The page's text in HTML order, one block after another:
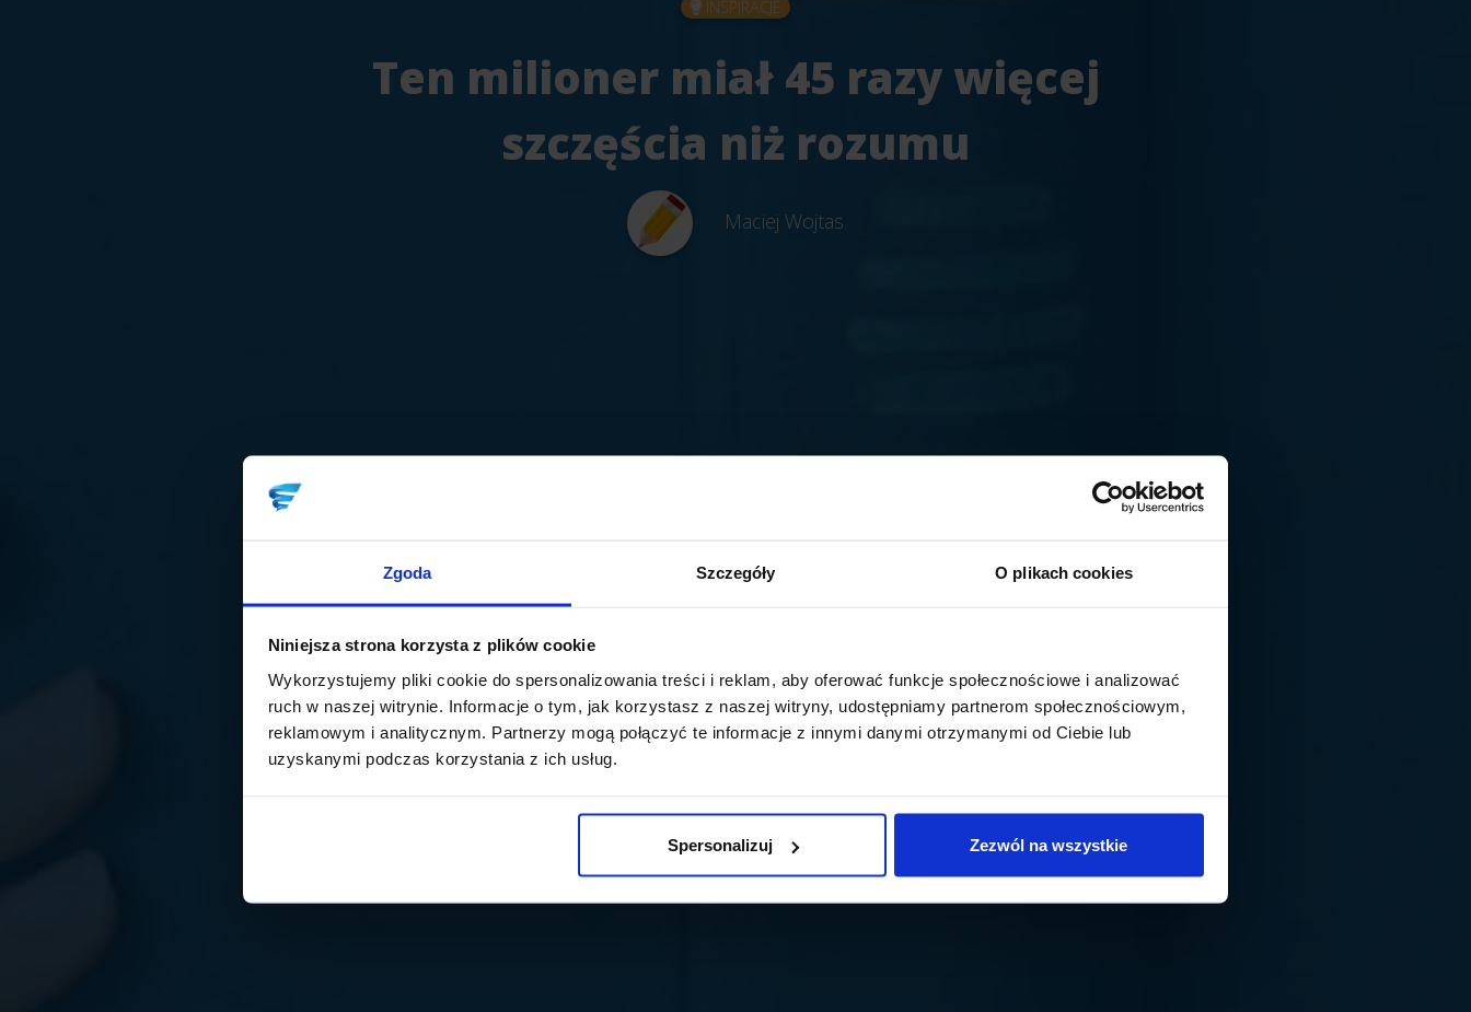
Zgoda Szczegóły O plikach cookies
Niniejsza strona korzysta z plików cookie
Wykorzystujemy pliki cookie do spersonalizowania treści i reklam, aby oferować funkcje społecznościowe i analizować
ruch w naszej witrynie. Informacje o tym, jak korzystasz z naszej witryny, udostępniamy partnerom społecznościowym,
reklamowym i analitycznym. Partnerzy mogą połączyć te informacje z innymi danymi otrzymanymi od Ciebie lub
uzyskanymi podczas korzystania z ich usług.
Spersonalizuj Zezwól na wszystkie
INSPIRACJE
Ten milioner miał 45 razy więcej
szczęścia niż rozumu
Maciej Wojtas